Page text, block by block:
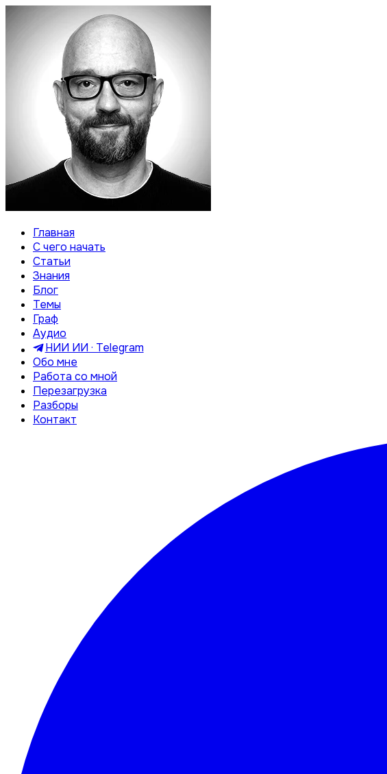
Главная
С чего начать
Статьи
Знания
Блог
Темы
Граф
Аудио
НИИ ИИ · Telegram
Обо мне
Работа со мной
Перезагрузка
Разборы
Контакт